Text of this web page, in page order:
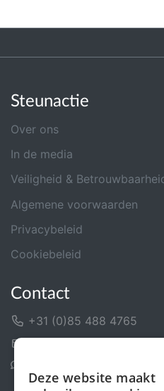
Steunactie
Over ons
In de media
Veiligheid &
Algemene voorwaarden
Privacybeleid
Cookiebeleid
Contact
+31 (0)85 488 4765
Deze website maakt